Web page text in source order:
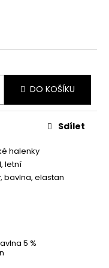
DO KOŠÍKU
halenky
letní
bavlna, elastan
5 %
Sdílet